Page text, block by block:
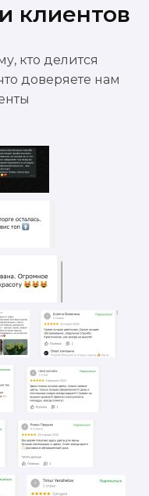
клиентов
кто делится
доверяете нам